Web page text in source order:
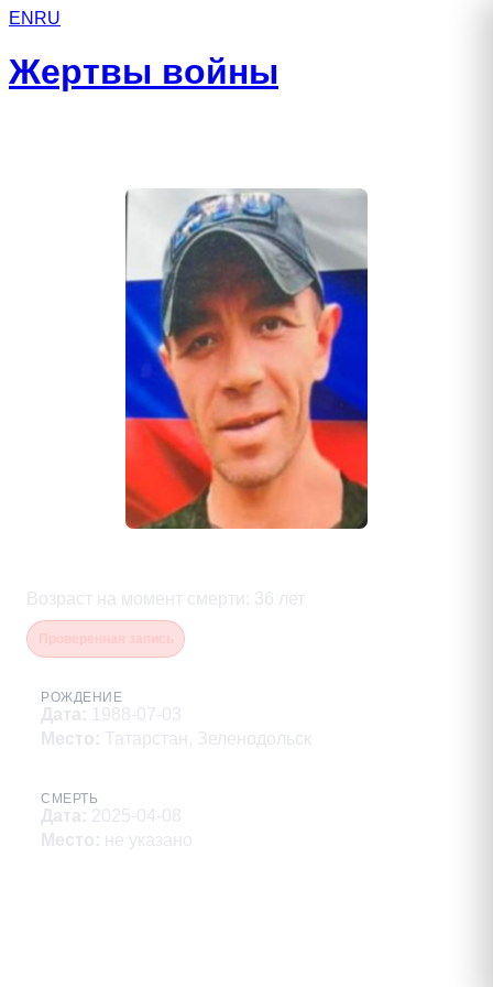
EN RU
Жертвы войны
Возраст на момент смерти : 36 лет
РОЖДЕНИЕ
Дата: 1988-07-03
Место: Татарстан, Зеленодольск
СМЕРТЬ
Дата: 2025-04-08
Место: не указано